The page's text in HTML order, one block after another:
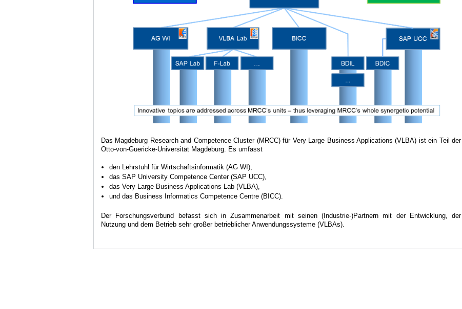
Das Magdeburg Research and Competence Cluster (MRCC) für Very Large Business Applications (VLBA) ist ein Teil der
Otto-von-Guericke-Universität Magdeburg. Es umfasst
den Lehrstuhl für Wirtschaftsinformatik (AG WI),
das SAP University Competence Center (SAP UCC),
das Very Large Business Applications Lab (VLBA),
und das Business Informatics Competence Centre (BICC).
Der Forschungsverbund befasst sich in Zusammenarbeit mit seinen (Industrie-)Partnern mit der Entwicklung, der
Nutzung und dem Betrieb sehr großer betrieblicher Anwendungssysteme (VLBAs).